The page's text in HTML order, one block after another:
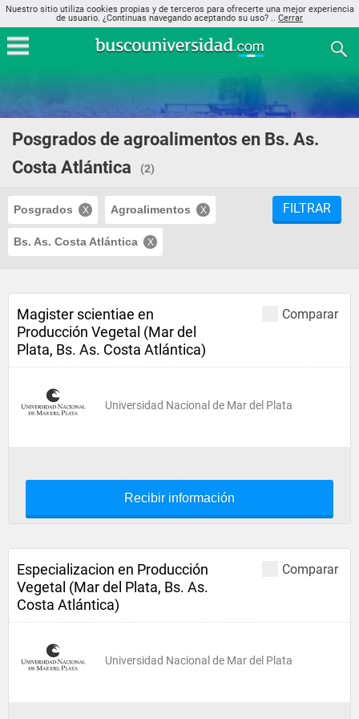
Nuestro sitio utiliza cookies propias y de terceros para ofrecerte una mejor experiencia
de usuario. ¿Continuas navegando aceptando su uso? .. Cerrar
Posgrados de agroalimentos en Bs. As.
Costa Atlántica
(2)
Posgrados Agroalimentos
Bs. As. Costa Atlántica
FILTRAR
Comparar
Magister scientiae en
Producción Vegetal (Mar del
Plata, Bs. As. Costa Atlántica)
Universidad Nacional de Mar del Plata
Recibir información
Comparar
Especializacion en Producción
Vegetal (Mar del Plata, Bs. As.
Costa Atlántica)
Universidad Nacional de Mar del Plata